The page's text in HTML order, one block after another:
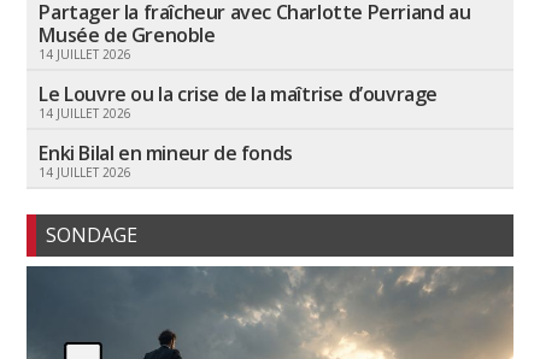
Partager la fraîcheur avec Charlotte Perriand au
Musée de Grenoble
14 JUILLET 2026
Le Louvre ou la crise de la maîtrise d’ouvrage
14 JUILLET 2026
Enki Bilal en mineur de fonds
14 JUILLET 2026
SONDAGE